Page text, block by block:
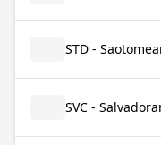
STD -
SVC -